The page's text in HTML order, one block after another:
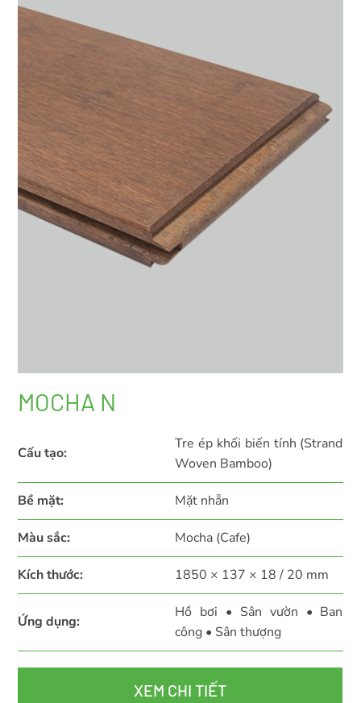
MOCHA N
Cấu tạo:
Tre ép khối biến tính (Strand
Woven Bamboo)
Bề mặt: Mặt nhẵn
Màu sắc: Mocha (Cafe)
Kích thước: 1850 × 137 × 18 / 20 mm
Ứng dụng:
Hồ bơi • Sân vườn • Ban
công • Sân thượng
XEM CHI TIẾT